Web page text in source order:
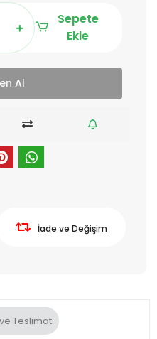
Sepete
Ekle
Al
İade ve Değişim
Teslimat